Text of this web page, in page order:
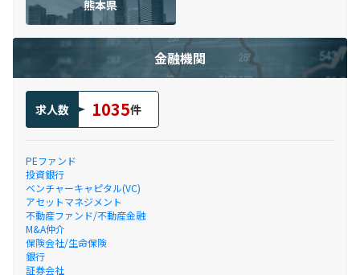
熊本県
金融機関
求人数 1035件
PEファンド
投資銀行
ベンチャーキャピタル(VC)
アセットマネジメント
不動産ファンド/不動産金融
M&A仲介
保険会社/生命保険
銀行
証券会社